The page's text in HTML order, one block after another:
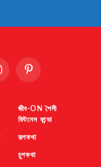
Pinterest
জীব-ON শৈলী
ফিটনেস ফান্ডা
রূপকথা
চুপকথা